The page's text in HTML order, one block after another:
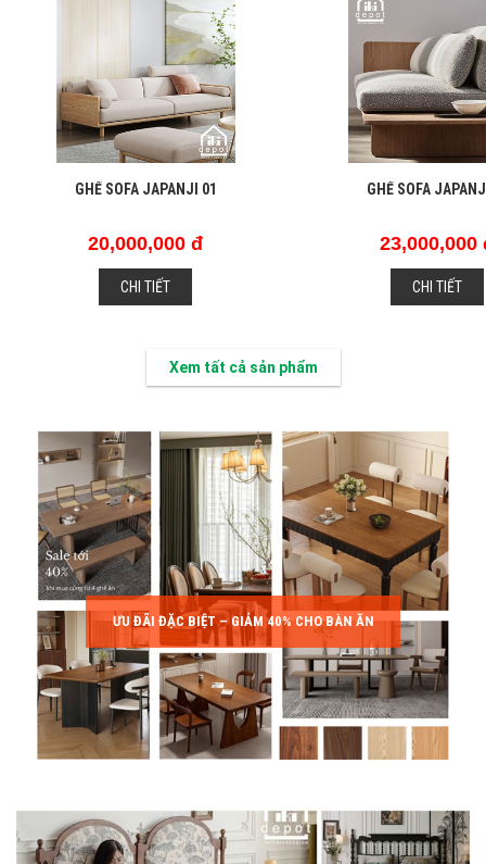
GHẾ SOFA JAPANJI 01
20,000,000 đ
CHI TIẾT
GHẾ SOFA
23,000,000
CHI TIẾT
Xem tất cả sản phẩm
ƯU ĐÃI ĐẶC BIỆT – GIẢM 40% CHO BÀN ĂN